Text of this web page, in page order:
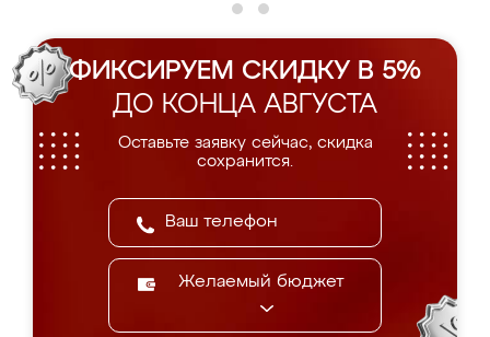
ФИКСИРУЕМ СКИДКУ В 5%
ДО КОНЦА АВГУСТА
Оставьте заявку сейчас, скидка
сохранится.
Желаемый бюджет